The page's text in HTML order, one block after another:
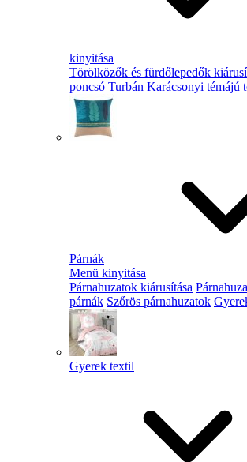
kinyitása
Törölközők és fürdőlepedők
poncsó Turbán Karácsonyi témájú
Párnák
Menü kinyitása
Párnahuzatok kiárusítása
párnák Szőrös párnahuzatok
Gyerek textil